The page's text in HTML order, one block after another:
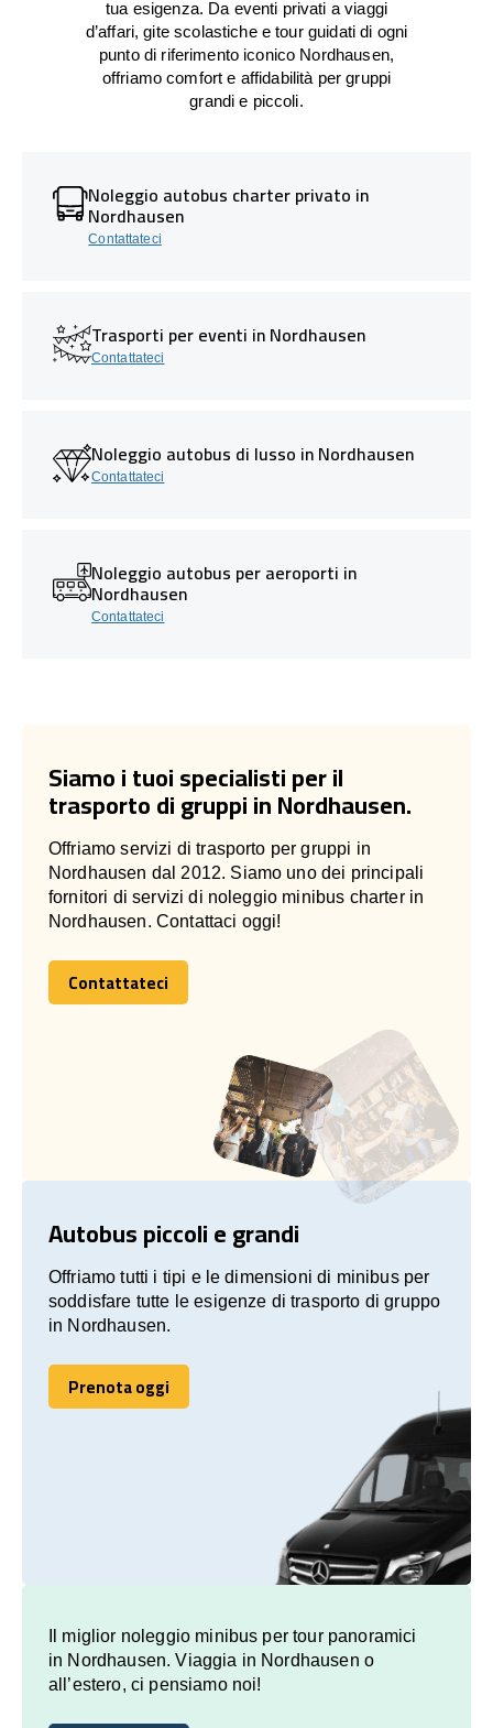
tua esigenza. Da eventi privati a viaggi
d’affari, gite scolastiche e tour guidati di ogni
punto di riferimento iconico Nordhausen,
offriamo comfort e affidabilità per gruppi
grandi e piccoli.
Noleggio autobus charter privato in
Nordhausen
Contattateci
Trasporti per eventi in Nordhausen
Contattateci
Noleggio autobus di lusso in Nordhausen
Contattateci
Noleggio autobus per aeroporti in
Nordhausen
Contattateci
Siamo i tuoi specialisti per il
trasporto di gruppi in Nordhausen.
Offriamo servizi di trasporto per gruppi in
Nordhausen dal 2012. Siamo uno dei principali
fornitori di servizi di noleggio minibus charter in
Nordhausen. Contattaci oggi!
Contattateci
Contattateci
Autobus piccoli e grandi
Offriamo tutti i tipi e le dimensioni di minibus per
soddisfare tutte le esigenze di trasporto di gruppo
in Nordhausen.
Prenota oggi
Prenota oggi
Il miglior noleggio minibus per tour panoramici
in Nordhausen. Viaggia in Nordhausen o
all’estero, ci pensiamo noi!